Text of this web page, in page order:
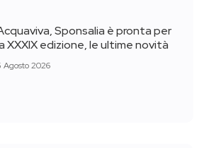
Sponsalia è pronta per
XXXIX edizione, le ultime novità
Agosto 2026